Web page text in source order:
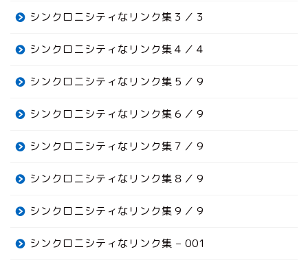
シンクロニシティなリンク集３／３
シンクロニシティなリンク集４／４
シンクロニシティなリンク集５／９
シンクロニシティなリンク集６／９
シンクロニシティなリンク集７／９
シンクロニシティなリンク集８／９
シンクロニシティなリンク集９／９
シンクロニシティなリンク集 – 001